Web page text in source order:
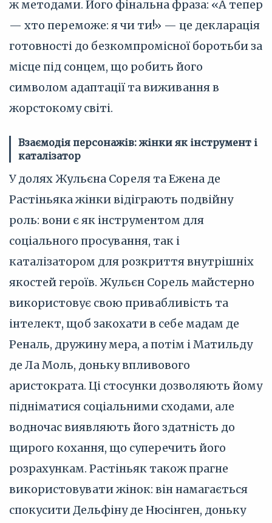
ж методами. Його фінальна фраза: «А тепер
— хто переможе: я чи ти!» — це декларація
готовності до безкомпромісної боротьби за
місце під сонцем, що робить його
символом адаптації та виживання в
жорстокому світі.
Взаємодія персонажів: жінки як інструмент і
каталізатор
У долях Жульєна Сореля та Ежена де
Растіньяка жінки відіграють подвійну
роль: вони є як інструментом для
соціального просування, так і
каталізатором для розкриття внутрішніх
якостей героїв. Жульєн Сорель майстерно
використовує свою привабливість та
інтелект, щоб закохати в себе мадам де
Реналь, дружину мера, а потім і Матильду
де Ла Моль, доньку впливового
аристократа. Ці стосунки дозволяють йому
підніматися соціальними сходами, але
водночас виявляють його здатність до
щирого кохання, що суперечить його
розрахункам. Растіньяк також прагне
використовувати жінок: він намагається
спокусити Дельфіну де Нюсінген, доньку